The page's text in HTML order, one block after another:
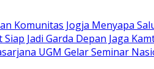
Komunitas Jogja Menyapa
Jadi Garda Depan Jaga
UGM Gelar Seminar